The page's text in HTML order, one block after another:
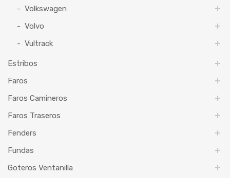
Volkswagen
Volvo
Vultrack
Estribos
Faros
Faros Camineros
Faros Traseros
Fenders
Fundas
Goteros Ventanilla